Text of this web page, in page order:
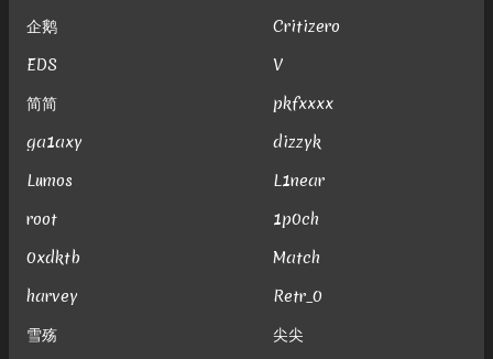
企鹅
Critizero
EDS
V
简简
pkfxxxx
ga1axy
dizzyk
Lumos
L1near
root
1p0ch
0xdktb
Match
harvey
Retr_0
雪殇
尖尖